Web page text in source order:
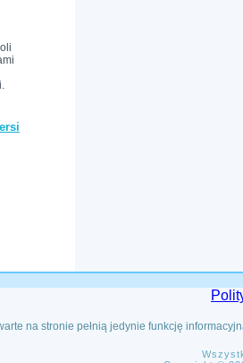
na stronie pełnią jedynie funkcję